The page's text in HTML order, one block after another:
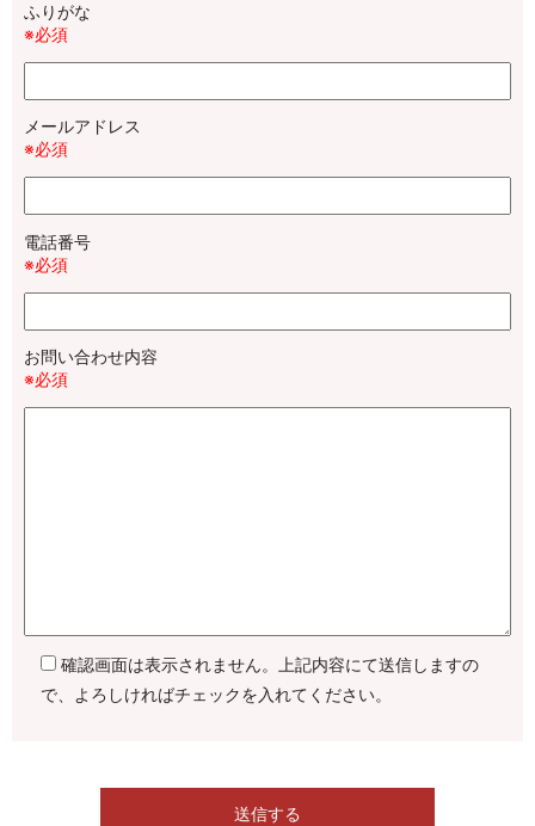
ふりがな
※必須
メールアドレス
※必須
電話番号
※必須
お問い合わせ内容
※必須
確認画面は表示されません。上記内容にて送信しますの
で、よろしければチェックを入れてください。